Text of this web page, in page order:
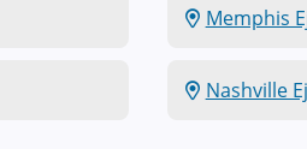
Memphis
Nashville